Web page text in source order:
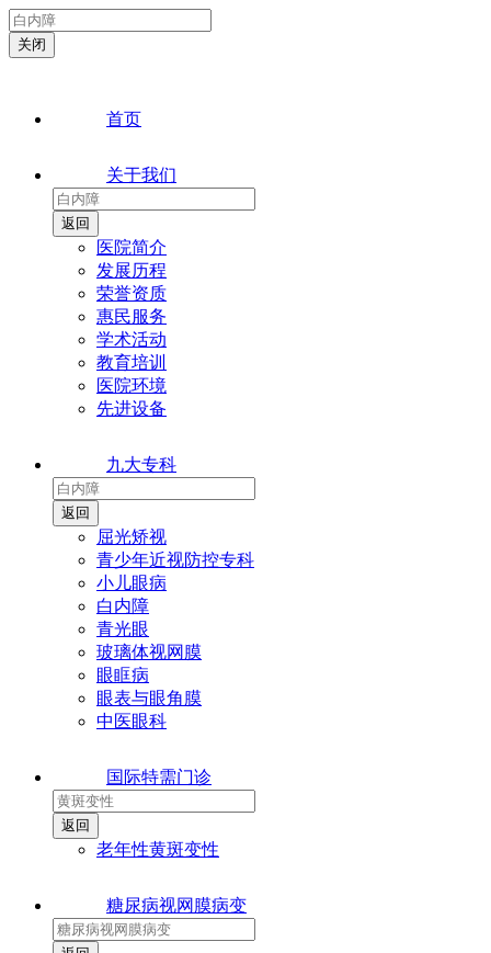
首页
关于我们
医院简介
发展历程
荣誉资质
惠民服务
学术活动
教育培训
医院环境
先进设备
九大专科
屈光矫视
青少年近视防控专科
小儿眼病
白内障
青光眼
玻璃体视网膜
眼眶病
眼表与眼角膜
中医眼科
国际特需门诊
老年性黄斑变性
糖尿病视网膜病变